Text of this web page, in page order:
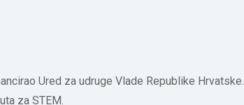
Ured za udruge Vlade Republike Hrvatske.
za STEM.